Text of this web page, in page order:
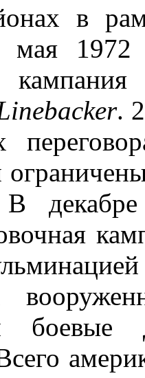
в
1972
.
боевые